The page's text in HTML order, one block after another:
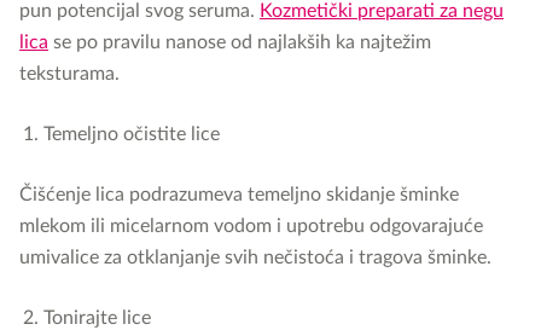
pun potencijal svog seruma. Kozmetički preparati za negu
lica se po pravilu nanose od najlakših ka najtežim
teksturama.
Temeljno očistite lice
Čišćenje lica podrazumeva temeljno skidanje šminke
mlekom ili micelarnom vodom i upotrebu odgovarajuće
umivalice za otklanjanje svih nečistoća i tragova šminke.
Tonirajte lice